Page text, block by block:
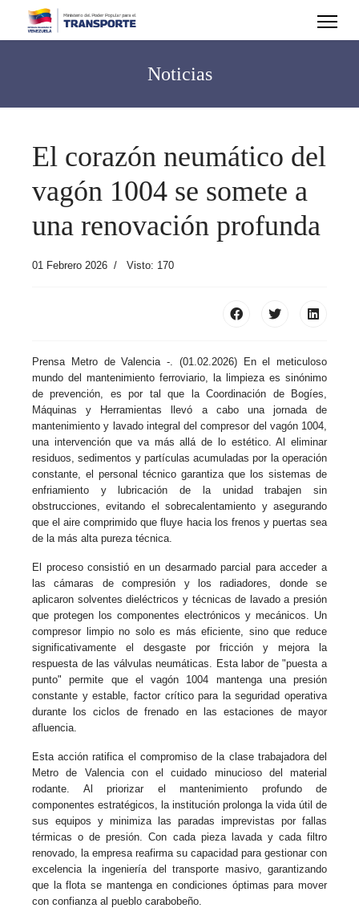
Noticias
El corazón neumático del
vagón 1004 se somete a
una renovación profunda
01 Febrero 2026 Visto: 170
Prensa Metro de Valencia -. (01.02.2026) En el meticuloso
mundo del mantenimiento ferroviario, la limpieza es sinónimo
de prevención, es por tal que la Coordinación de Bogíes,
Máquinas y Herramientas llevó a cabo una jornada de
mantenimiento y lavado integral del compresor del vagón 1004,
una intervención que va más allá de lo estético. Al eliminar
residuos, sedimentos y partículas acumuladas por la operación
constante, el personal técnico garantiza que los sistemas de
enfriamiento y lubricación de la unidad trabajen sin
obstrucciones, evitando el sobrecalentamiento y asegurando
que el aire comprimido que fluye hacia los frenos y puertas sea
de la más alta pureza técnica.
El proceso consistió en un desarmado parcial para acceder a
las cámaras de compresión y los radiadores, donde se
aplicaron solventes dieléctricos y técnicas de lavado a presión
que protegen los componentes electrónicos y mecánicos. Un
compresor limpio no solo es más eficiente, sino que reduce
significativamente el desgaste por fricción y mejora la
respuesta de las válvulas neumáticas. Esta labor de "puesta a
punto" permite que el vagón 1004 mantenga una presión
constante y estable, factor crítico para la seguridad operativa
durante los ciclos de frenado en las estaciones de mayor
afluencia.
Esta acción ratifica el compromiso de la clase trabajadora del
Metro de Valencia con el cuidado minucioso del material
rodante. Al priorizar el mantenimiento profundo de
componentes estratégicos, la institución prolonga la vida útil de
sus equipos y minimiza las paradas imprevistas por fallas
térmicas o de presión. Con cada pieza lavada y cada filtro
renovado, la empresa reafirma su capacidad para gestionar con
excelencia la ingeniería del transporte masivo, garantizando
que la flota se mantenga en condiciones óptimas para mover
con confianza al pueblo carabobeño.